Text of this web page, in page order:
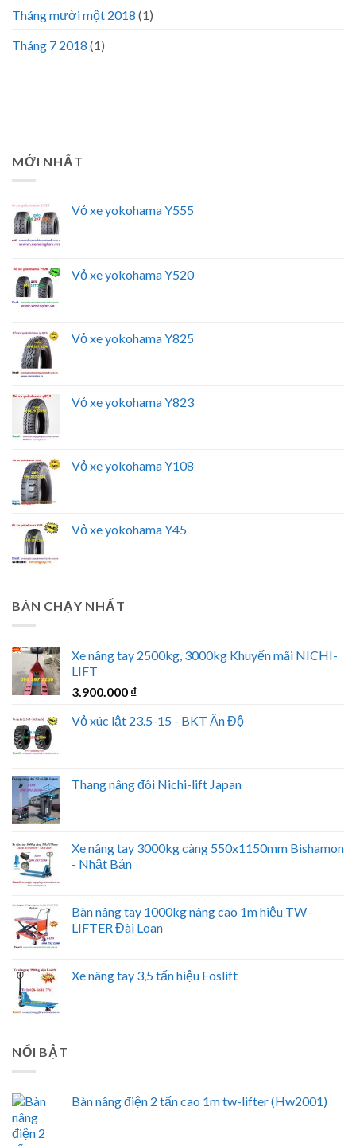
Tháng mười một 2018 (1)
Tháng 7 2018 (1)
MỚI NHẤT
Vỏ xe yokohama Y555
Vỏ xe yokohama Y520
Vỏ xe yokohama Y825
Vỏ xe yokohama Y823
Vỏ xe yokohama Y108
Vỏ xe yokohama Y45
BÁN CHẠY NHẤT
Xe nâng tay 2500kg, 3000kg Khuyến mãi NICHI-
LIFT
3.900.000 ₫
Vỏ xúc lật 23.5-15 - BKT Ấn Độ
Thang nâng đôi Nichi-lift Japan
Xe nâng tay 3000kg càng 550x1150mm Bishamon
- Nhật Bản
Bàn nâng tay 1000kg nâng cao 1m hiệu TW-
LIFTER Đài Loan
Xe nâng tay 3,5 tấn hiệu Eoslift
NỔI BẬT
Bàn nâng điện 2 tấn cao 1m tw-lifter (Hw2001)